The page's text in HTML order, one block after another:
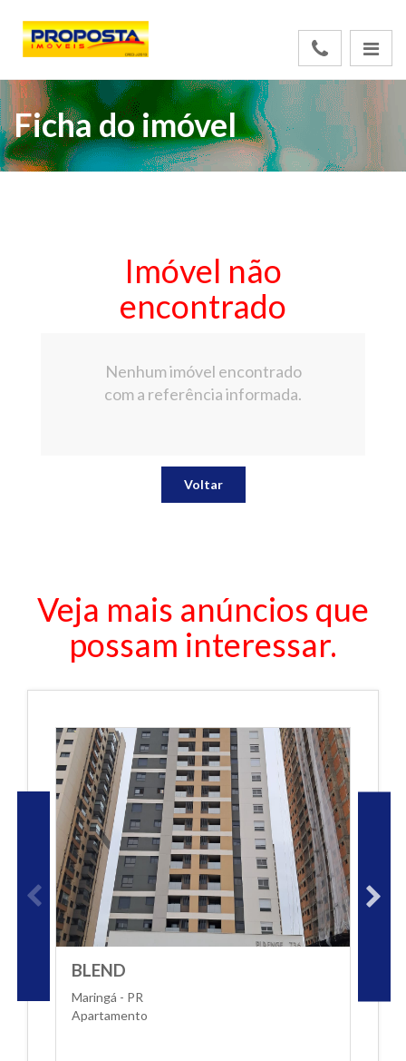
Ficha do imóvel
Imóvel não
encontrado
Nenhum imóvel encontrado
com a referência informada.
Voltar
Veja mais anúncios que
possam interessar.
BLEND
Maringá - PR
Apartamento